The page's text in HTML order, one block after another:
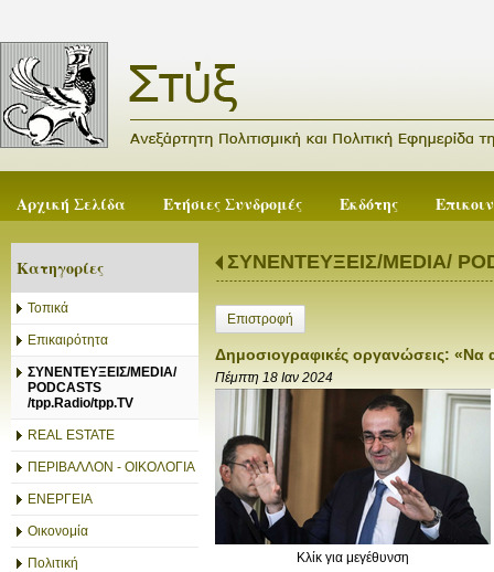
Αρχική Σελίδα Ετήσιες Συνδρομές Εκδότης
Κατηγορίες
Τοπικά
Επικαιρότητα
ΣΥΝΕΝΤΕΥΞΕΙΣ/MEDIA/
PODCASTS
/tpp.Radio/tpp.TV
REAL ESTATE
ΠΕΡΙΒΑΛΛΟΝ - ΟΙΚΟΛΟΓΙΑ
ΕΝΕΡΓΕΙΑ
Οικονομία
Πολιτική
ΣΥΝΕΝΤΕΥΞΕΙΣ/MEDIA/
Επιστροφή
Δημοσιογραφικές οργανώσεις:
Πέμπτη 18 Ιαν 2024
Κλίκ για μεγέθυνση